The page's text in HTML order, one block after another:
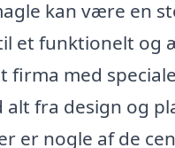
kan være en
et funktionelt og
med
alt fra design og
er nogle af de